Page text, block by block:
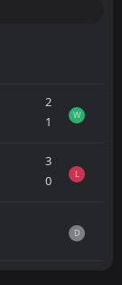
2
1
W
3
0
L
D